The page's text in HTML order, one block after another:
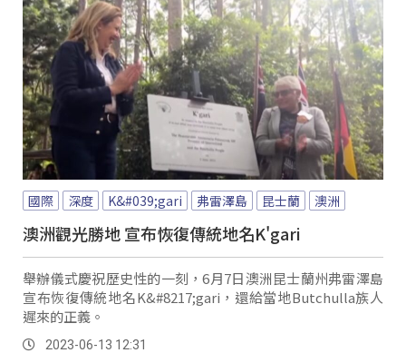
國際 深度 K&#039;gari 弗雷澤島 昆士蘭 澳洲
澳洲觀光勝地 宣布恢復傳統地名K'gari
舉辦儀式慶祝歷史性的一刻，6月7日澳洲昆士蘭州弗雷澤島
宣布恢復傳統地名K&#8217;gari，還給當地Butchulla族人
遲來的正義。
2023-06-13 12:31